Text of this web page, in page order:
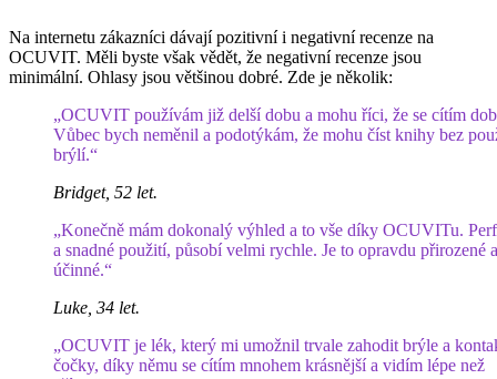
Na internetu zákazníci dávají pozitivní i negativní recenze na
OCUVIT. Měli byste však vědět, že negativní recenze jsou
minimální. Ohlasy jsou většinou dobré. Zde je několik:
„OCUVIT používám již delší dobu a mohu říci, že se cítím
Vůbec bych neměnil a podotýkám, že mohu číst knihy bez
brýlí.“
Bridget, 52 let.
„Konečně mám dokonalý výhled a to vše díky OCUVITu.
a snadné použití, působí velmi rychle. Je to opravdu přirozené a
účinné.“
Luke, 34 let.
„OCUVIT je lék, který mi umožnil trvale zahodit brýle a
čočky, díky němu se cítím mnohem krásnější a vidím lépe než